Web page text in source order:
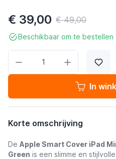
€ 39,00 € 49,00
Beschikbaar om te bestellen
In
Korte omschrijving
De Apple Smart Cover iPad
Green is een slimme en